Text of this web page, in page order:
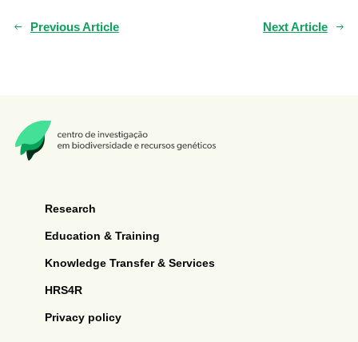
Previous Article Next Article
Research
Education & Training
Knowledge Transfer & Services
HRS4R
Privacy policy